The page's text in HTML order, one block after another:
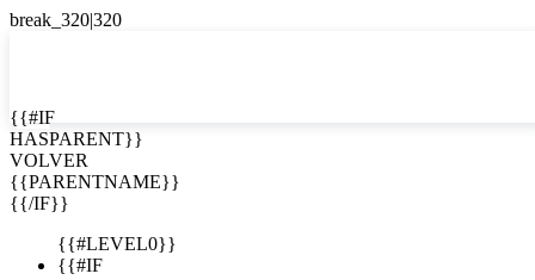

EN
ES
{{#IF
HASPARENT}}
VOLVER
{{PARENTNAME}}
{{/IF}}
{{#LEVEL0}}
{{#IF